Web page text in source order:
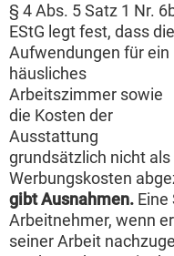
§ 4 Abs. 5 Satz 1 Nr.
EStG legt fest, dass die
Aufwendungen für ein
häusliches
Arbeitszimmer sowie
die Kosten der
Ausstattung
grundsätzlich nicht
Werbungskosten
gibt Ausnahmen.
Arbeitnehmer, wenn
seiner Arbeit